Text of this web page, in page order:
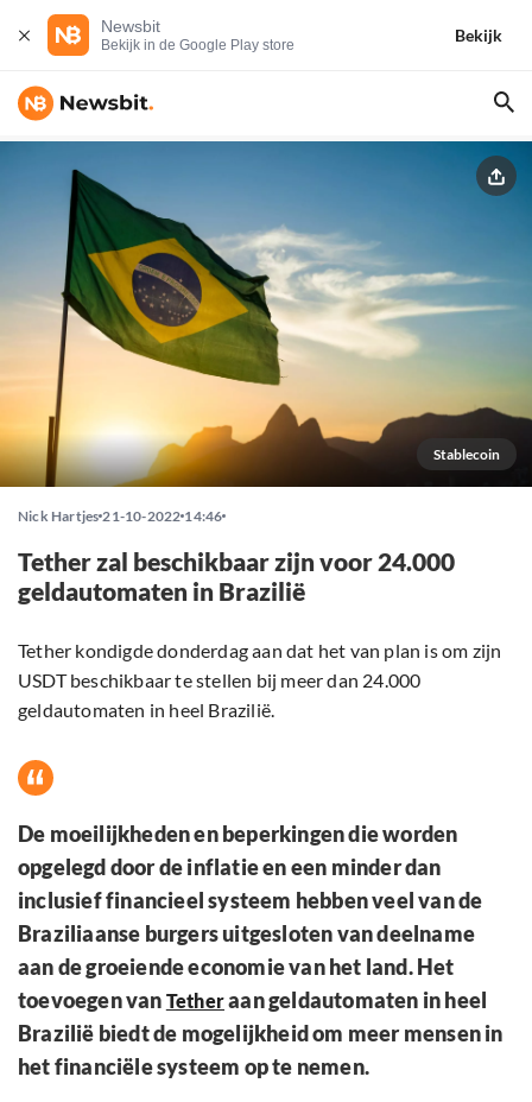
Newsbit
Bekijk in de Google Play store
Bekijk
Stablecoin
Nick Hartjes 21-10-2022 14:46
Tether zal beschikbaar zijn voor 24.000
geldautomaten in Brazilië
Tether kondigde donderdag aan dat het van plan is om zijn
USDT beschikbaar te stellen bij meer dan 24.000
geldautomaten in heel Brazilië.
De moeilijkheden en beperkingen die worden
opgelegd door de inflatie en een minder dan
inclusief financieel systeem hebben veel van de
Braziliaanse burgers uitgesloten van deelname
aan de groeiende economie van het land. Het
toevoegen van Tetheraan geldautomaten in heel
Brazilië biedt de mogelijkheid om meer mensen in
het financiële systeem op te nemen.